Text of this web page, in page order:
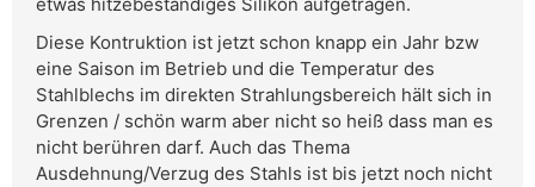
etwas hitzebeständiges Silikon aufgetragen.
Diese Kontruktion ist jetzt schon knapp ein Jahr bzw
eine Saison im Betrieb und die Temperatur des
Stahlblechs im direkten Strahlungsbereich hält sich in
Grenzen / schön warm aber nicht so heiß dass man es
nicht berühren darf. Auch das Thema
Ausdehnung/Verzug des Stahls ist bis jetzt noch nicht